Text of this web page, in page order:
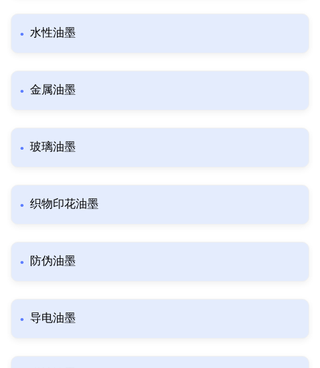
水性油墨
金属油墨
玻璃油墨
织物印花油墨
防伪油墨
导电油墨